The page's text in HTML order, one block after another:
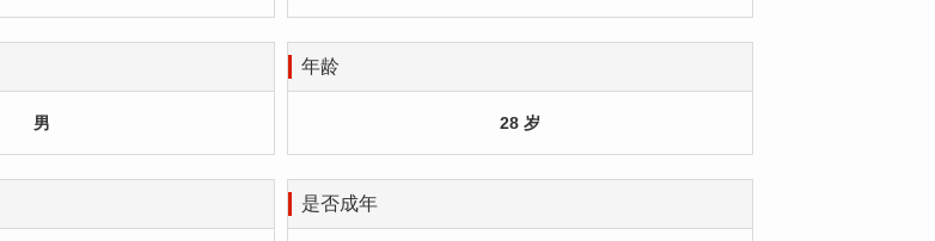
男
年龄
28 岁
是否成年